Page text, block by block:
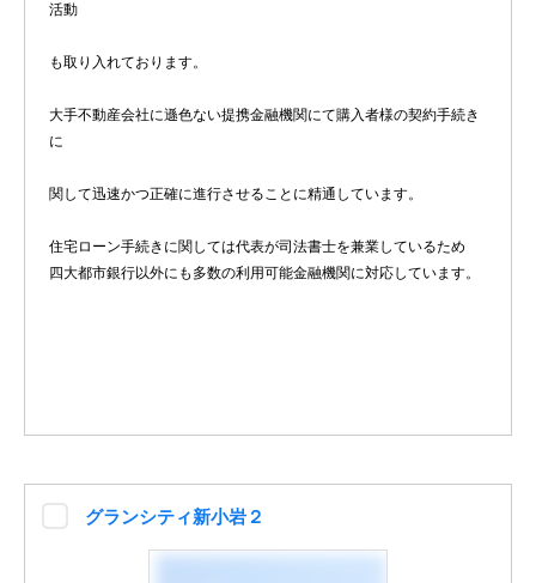
活動
も取り入れております。
大手不動産会社に遜色ない提携金融機関にて購入者様の契約手続き
に
関して迅速かつ正確に進行させることに精通しています。
住宅ローン手続きに関しては代表が司法書士を兼業しているため
四大都市銀行以外にも多数の利用可能金融機関に対応しています。
グランシティ新小岩２